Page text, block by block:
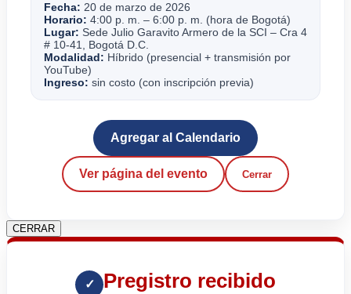
Fecha: 20 de marzo de 2026
Horario: 4:00 p. m. – 6:00 p. m. (hora de Bogotá)
Lugar: Sede Julio Garavito Armero de la SCI – Cra 4
# 10-41, Bogotá D.C.
Modalidad: Híbrido (presencial + transmisión por
YouTube)
Ingreso: sin costo (con inscripción previa)
Agregar al Calendario
Ver página del evento Cerrar
CERRAR
✓ Pregistro recibido